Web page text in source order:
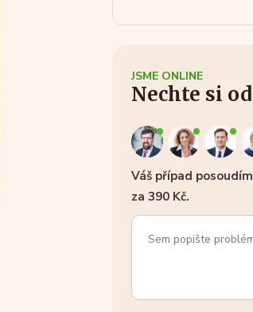
JSME ONLINE
Nechte si
Váš případ
za 390 Kč.